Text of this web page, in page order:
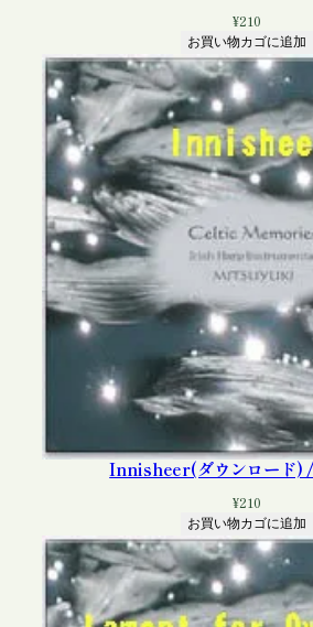
¥210
お買い物カゴに追加
Innisheer(ダウンロード) /
¥210
お買い物カゴに追加